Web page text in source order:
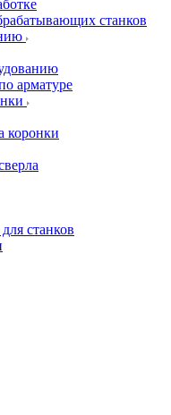
станков
арматуре
коронки
станков